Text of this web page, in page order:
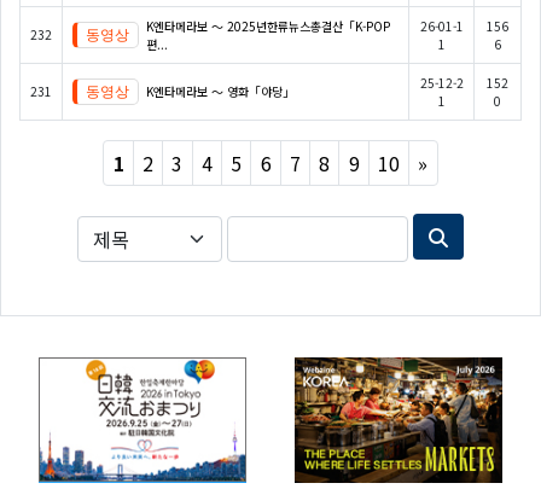
232
K엔타메라보 ～ 2025년한류뉴스총결산「K-POP
편...
26-01-1
1
156
6
231 K엔타메라보 ～ 영화「야당」
25-12-2
1
152
0
1 2 3 4 5 6 7 8 9 10 »